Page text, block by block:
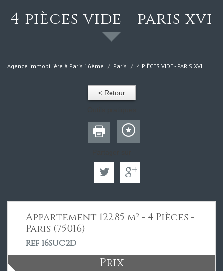
4 pièces vide - paris xvi
Agence immobilière à Paris 16ème Paris 4 PIÈCES VIDE - PARIS XVI
< Retour
Appartement 122.85 m² - 4 Pièces -
Paris (75016)
Ref 16SUC2D
Prix